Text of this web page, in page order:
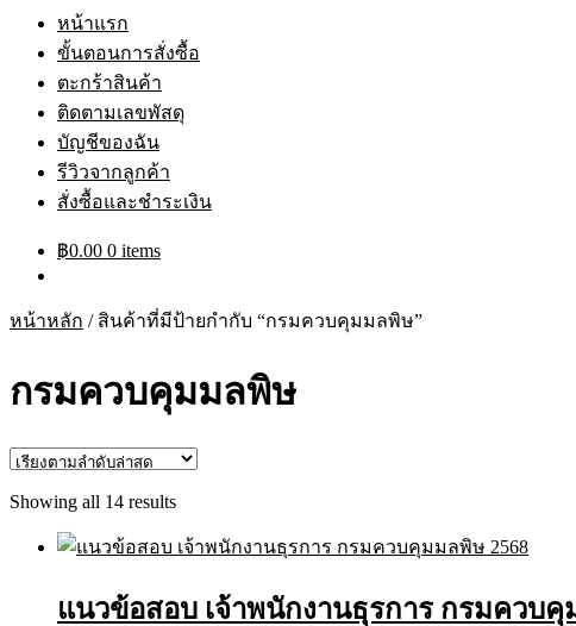
หน้าแรก
ขั้นตอนการสั่งซื้อ
ตะกร้าสินค้า
ติดตามเลขพัสดุ
บัญชีของฉัน
รีวิวจากลูกค้า
สั่งซื้อและชำระเงิน
฿0.00 0 items
หน้าหลัก / สินค้าที่มีป้ายกำกับ “กรมควบคุมมลพิษ”
กรมควบคุมมลพิษ
Showing all 14 resultsSorted
latest
แนวข้อสอบ เจ้าพนักงานธุรการ กรมควบ